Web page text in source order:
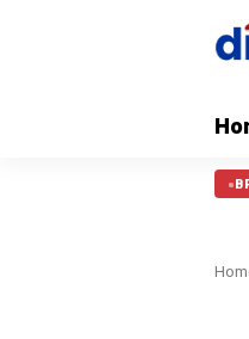
29.000 Sabu, Ganja